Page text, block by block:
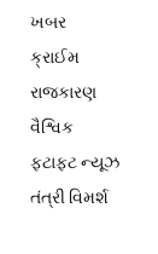
ખબર
ક્રાઈમ
રાજકારણ
વૈશ્વિક
ફટાફટ ન્યૂઝ
તંત્રી વિમર્શ